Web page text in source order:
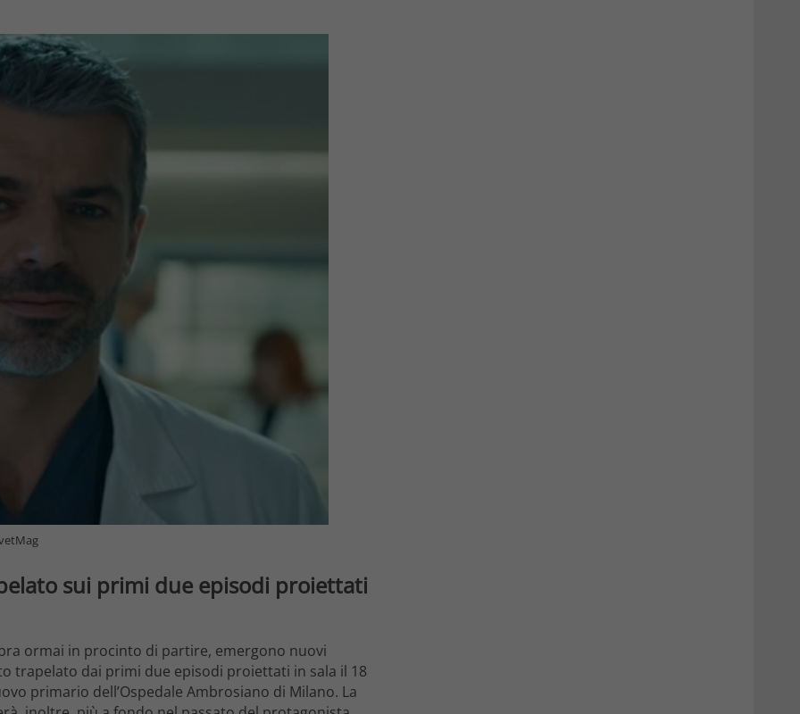
sui primi due episodi proiettati
ormai in procinto di partire, emergono nuovi
trapelato dai primi due episodi proiettati in sala il 18
primario dell’Ospedale Ambrosiano di Milano. La